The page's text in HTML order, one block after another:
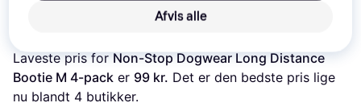
Læs om produktet
Laveste pris for Non-Stop Dogwear Long Distance
Bootie M 4-pack er 99 kr. Det er den bedste pris lige
nu blandt 4 butikker.
Afvis alle